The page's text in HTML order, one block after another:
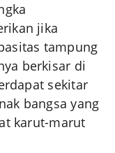
jika
tampung
berkisar di
sekitar
bangsa yang
karut-marut